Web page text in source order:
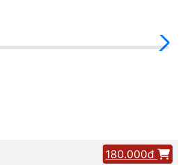
180.000đ